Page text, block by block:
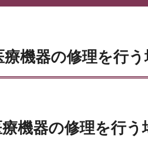
療機器の修理を行
療機器の修理を行